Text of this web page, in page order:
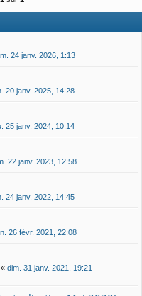
c
24 janv. 2026, 1:13
20 janv. 2025, 14:28
25 janv. 2024, 10:14
22 janv. 2023, 12:58
24 janv. 2022, 14:45
26 févr. 2021, 22:08
« dim. 31 janv. 2021, 19:21